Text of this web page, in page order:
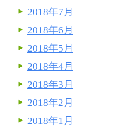
2018年7月
2018年6月
2018年5月
2018年4月
2018年3月
2018年2月
2018年1月